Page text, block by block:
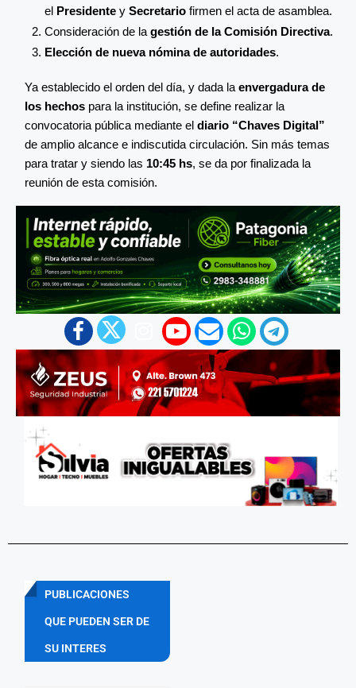
el Presidente y Secretario firmen el acta de asamblea.
Consideración de la gestión de la Comisión Directiva.
Elección de nueva nómina de autoridades.
Ya establecido el orden del día, y dada la envergadura de
los hechos para la institución, se define realizar la
convocatoria pública mediante el diario “Chaves Digital”
de amplio alcance e indiscutida circulación. Sin más temas
para tratar y siendo las 10:45 hs, se da por finalizada la
reunión de esta comisión.
PUBLICACIONES
QUE PUEDEN SER DE
SU INTERES